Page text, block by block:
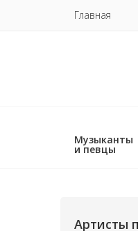
Главная
Музыканты
и певцы
Артисты